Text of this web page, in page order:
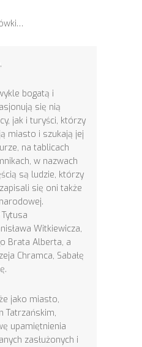
bogatą i
się nią
jak i turyści, którzy
miasto i szukają jej
na tablicach
w nazwach
są ludzie, którzy
się oni także
Witkiewicza,
Brata Alberta, a
Chramca, Sabałę
jako miasto,
Tatrzańskim,
upamiętnienia
zasłużonych i